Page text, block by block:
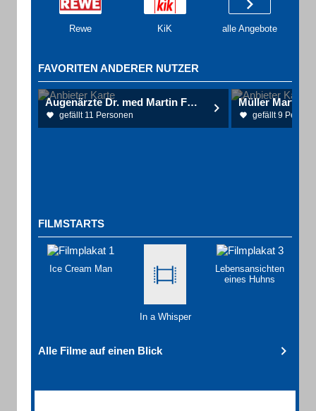
Rewe KiK alle Angebote
FAVORITEN ANDERER NUTZER
Augenärzte Dr. med Martin Fetscher und Kollegen Augenärzte
gefällt 11 Personen
Müller Martin
gefällt 9
FILMSTARTS
Ice Cream Man
In a Whisper
Lebensansichten
eines Huhns
Alle Filme auf einen Blick